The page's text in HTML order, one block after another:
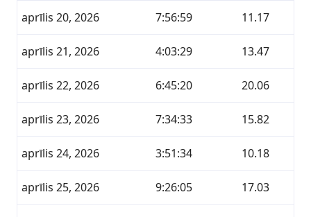
aprīlis 20, 2026 7:56:59 11.17
aprīlis 21, 2026 4:03:29 13.47
aprīlis 22, 2026 6:45:20 20.06
aprīlis 23, 2026 7:34:33 15.82
aprīlis 24, 2026 3:51:34 10.18
aprīlis 25, 2026 9:26:05 17.03